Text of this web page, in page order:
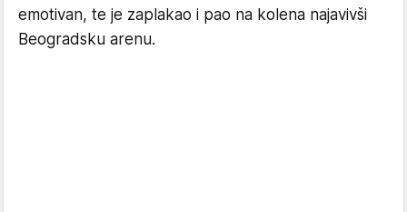
emotivan, te je zaplakao i pao na kolena najavivši
Beogradsku arenu.